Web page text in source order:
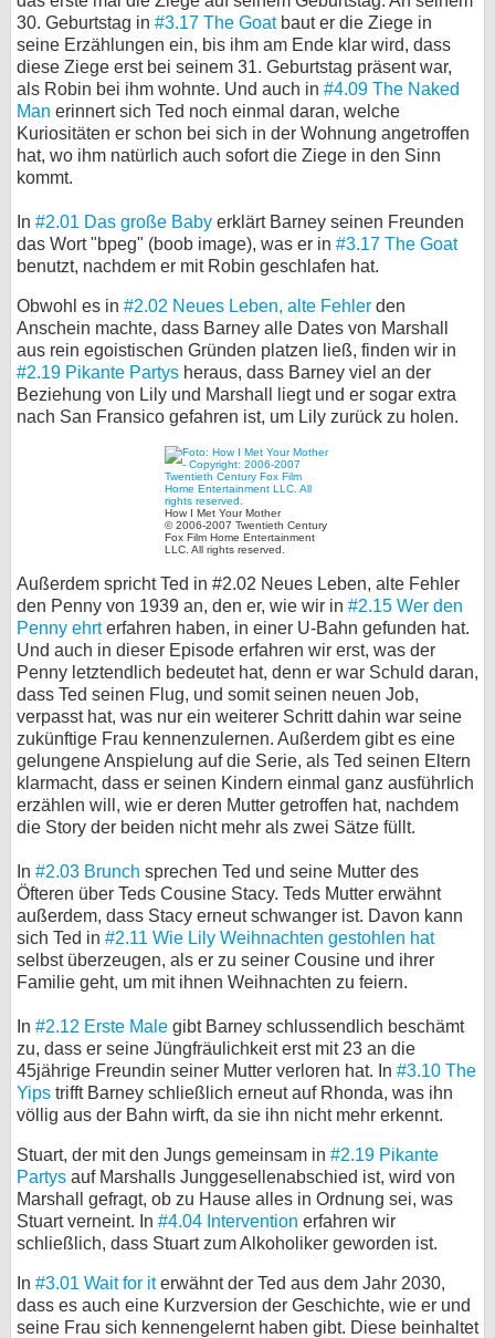
30. Geburtstag in #3.17 The Goatbaut er die Ziege in
seine Erzählungen ein, bis ihm am Ende klar wird, dass
diese Ziege erst bei seinem 31. Geburtstag präsent war,
als Robin bei ihm wohnte. Und auch in #4.09 The Naked
Man erinnert sich Ted noch einmal daran, welche
Kuriositäten er schon bei sich in der Wohnung angetroffen
hat, wo ihm natürlich auch sofort die Ziege in den Sinn
kommt.
In #2.01 Das große Baby erklärt Barney seinen Freunden
das Wort "bpeg" (boob image), was er in #3.17 The Goat
benutzt, nachdem er mit Robin geschlafen hat.
Obwohl es in #2.02 Neues Leben, alte Fehler den
Anschein machte, dass Barney alle Dates von Marshall
aus rein egoistischen Gründen platzen ließ, finden wir in
#2.19 Pikante Partys heraus, dass Barney viel an der
Beziehung von Lily und Marshall liegt und er sogar extra
nach San Fransico gefahren ist, um Lily zurück zu holen.
How I Met Your Mother
© 2006-2007 Twentieth Century
Fox Film Home Entertainment
LLC. All rights reserved.
Außerdem spricht Ted in #2.02 Neues Leben, alte Fehler
den Penny von 1939 an, den er, wie wir in #2.15 Wer den
Penny ehrterfahren haben, in einer U-Bahn gefunden hat.
Und auch in dieser Episode erfahren wir erst, was der
Penny letztendlich bedeutet hat, denn er war Schuld daran,
dass Ted seinen Flug, und somit seinen neuen Job,
verpasst hat, was nur ein weiterer Schritt dahin war seine
zukünftige Frau kennenzulernen. Außerdem gibt es eine
gelungene Anspielung auf die Serie, als Ted seinen Eltern
klarmacht, dass er seinen Kindern einmal ganz ausführlich
erzählen will, wie er deren Mutter getroffen hat, nachdem
die Story der beiden nicht mehr als zwei Sätze füllt.
In #2.03 Brunch sprechen Ted und seine Mutter des
Öfteren über Teds Cousine Stacy. Teds Mutter erwähnt
außerdem, dass Stacy erneut schwanger ist. Davon kann
sich Ted in #2.11 Wie Lily Weihnachten gestohlen hat
selbst überzeugen, als er zu seiner Cousine und ihrer
Familie geht, um mit ihnen Weihnachten zu feiern.
In #2.12 Erste Male gibt Barney schlussendlich beschämt
zu, dass er seine Jüngfräulichkeit erst mit 23 an die
45jährige Freundin seiner Mutter verloren hat. In #3.10 The
Yips trifft Barney schließlich erneut auf Rhonda, was ihn
völlig aus der Bahn wirft, da sie ihn nicht mehr erkennt.
Stuart, der mit den Jungs gemeinsam in #2.19 Pikante
Partys auf Marshalls Junggesellenabschied ist, wird von
Marshall gefragt, ob zu Hause alles in Ordnung sei, was
Stuart verneint. In #4.04 Intervention erfahren wir
schließlich, dass Stuart zum Alkoholiker geworden ist.
In #3.01 Wait for iterwähnt der Ted aus dem Jahr 2030,
dass es auch eine Kurzversion der Geschichte, wie er und
seine Frau sich kennengelernt haben gibt. Diese beinhaltet